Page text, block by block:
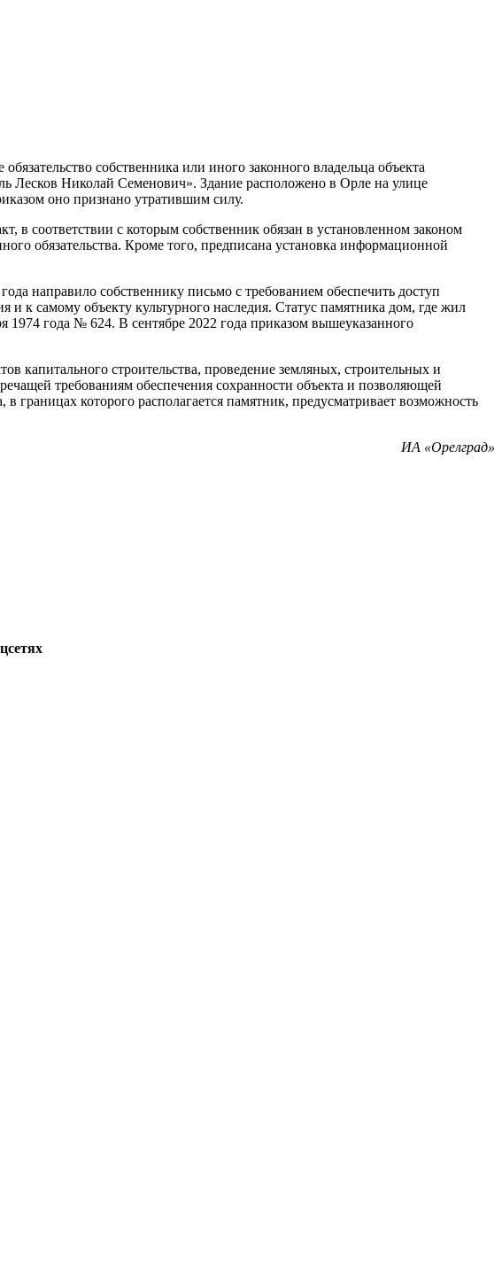
собственника или иного законного владельца объекта
Лесков Николай Семенович». Здание расположено в Орле на улице
оно признано утратившим силу.
в соответствии с которым собственник обязан в установленном законом
обязательства. Кроме того, предписана установка информационной
направило собственнику письмо с требованием обеспечить доступ
к самому объекту культурного наследия. Статус памятника дом, где жил
года № 624. В сентябре 2022 года приказом вышеуказанного
капитального строительства, проведение земляных, строительных и
требованиям обеспечения сохранности объекта и позволяющей
которого располагается памятник, предусматривает возможность
ИА «Орелград»